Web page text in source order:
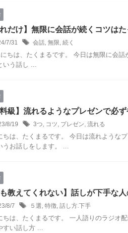
れだけ】無限に会話が続くコツは
7/31 会話 無限 続く
ちは、たくまるです。 今日は無限に会話
いう話し ...
料級】流れるようなプレゼンで必
8/19 3つ コツ プレゼン 流れる
ちは、たくまるです。 今日は流れような
うお話しをします。 ...
も教えてくれない】話しが下手な
8/7 ５選 特徴 話し方.下手
ちは、たくまるです。 一人語りのラジオ
すい話し方 ...